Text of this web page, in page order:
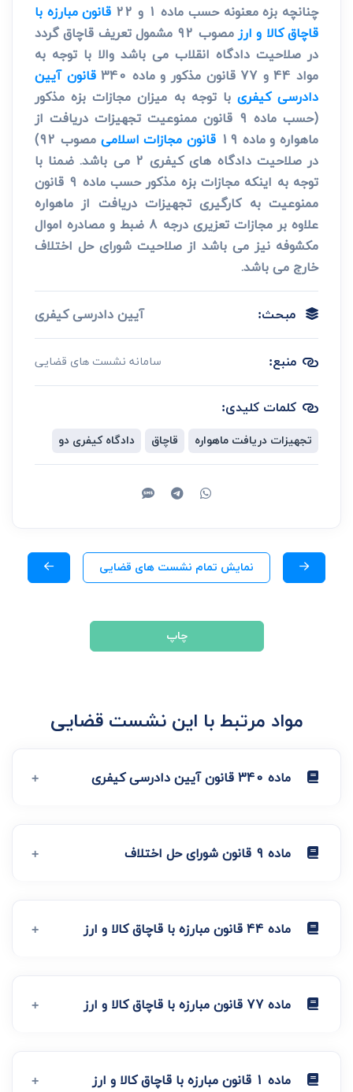
چنانچه بزه معنونه حسب ماده 1 و 22
قانون مبارزه با
قاچاق کالا و ارز
مصوب 92 مشمول تعریف قاچاق گردد
در صلاحیت دادگاه انقلاب می باشد والا با توجه به
مواد 44 و 77 قانون مذکور و ماده 340
قانون آیین
دادرسی کیفری با توجه به میزان مجازات بزه مذکور
(حسب ماده 9 قانون ممنوعیت تجهیزات دریافت از
ماهواره و ماده 19
قانون مجازات اسلامی
مصوب 92)
در صلاحیت دادگاه های کیفری 2 می باشد. ضمنا با
توجه به اینکه مجازات بزه مذکور حسب ماده 9 قانون
ممنوعیت به کارگیری تجهیزات دریافت از ماهواره
علاوه بر مجازات تعزیری درجه 8 ضبط و مصادره اموال
مکشوفه نیز می باشد از صلاحیت شورای حل اختلاف
خارج می باشد.
مبحث: آیین دادرسی کیفری
منبع: سامانه نشست های قضایی
کلمات کلیدی:
تجهیزات دریافت ماهواره قاچاق دادگاه کیفری دو
نمایش تمام نشست های قضایی
چاپ
مواد مرتبط با این نشست قضایی
ماده 340 قانون آیین دادرسی کیفری
ماده 9 قانون شورای حل اختلاف
ماده 44 قانون مبارزه با قاچاق کالا و ارز
ماده 77 قانون مبارزه با قاچاق کالا و ارز
ماده 1 قانون مبارزه با قاچاق کالا و ارز